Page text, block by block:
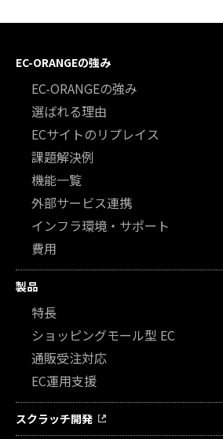
EC-ORANGEの強み
EC-ORANGEの強み
選ばれる理由
ECサイトのリプレイス
課題解決例
機能一覧
外部サービス連携
インフラ環境・サポート
費用
製品
特長
ショッピングモール型 EC
通販受注対応
EC運用支援
スクラッチ開発